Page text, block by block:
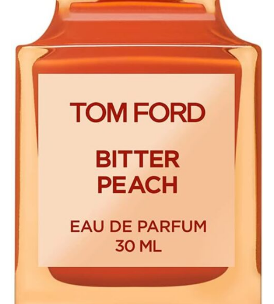
ビターピーチの付け方とおすすめのシーンは？
5.3.5 ビターピーチはメンズでも使える？
5-1.
メンズにおすすめの代替香水
まとめ: トムフォードの”禁断の果実”で誰をも虜に